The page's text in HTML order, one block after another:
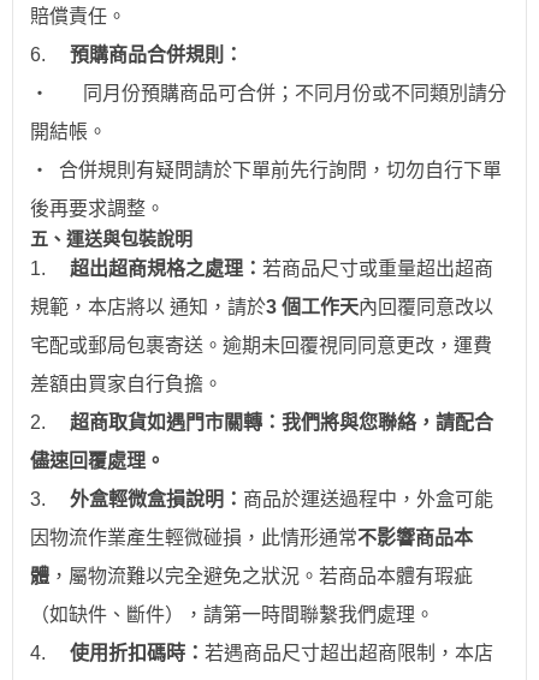
賠償責任。
6.
預購商品合併規則：
‧
同月份預購商品可合併；不同月份或不同類別請分
開結帳。
‧ 合併規則有疑問請於下單前先行詢問，切勿自行下單
後再要求調整。
五、運送與包裝說明
1.
超出超商規格之處理： 若商品尺寸或重量超出超商
規範，本店將以 通知，請於3 個工作天內回覆同意改以
宅配或郵局包裹寄送。逾期未回覆視同同意更改，運費
差額由買家自行負擔。
2.
超商取貨如遇門市關轉：我們將與您聯絡，請配合
儘速回覆處理。
3.
外盒輕微盒損說明： 商品於運送過程中，外盒可能
因物流作業產生輕微碰損，此情形通常不影響商品本
體 ，屬物流難以完全避免之狀況。若商品本體有瑕疵
（如缺件、斷件），請第一時間聯繫我們處理。
4.
使用折扣碼時： 若遇商品尺寸超出超商限制，本店